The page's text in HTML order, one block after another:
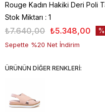
Rouge Kadın Hakiki Deri Poli
Stok Miktarı : 1
₺7.640,00 ₺5.348,00
Sepette %20 Net İndirim
ÜRÜNÜN DİĞER RENKLERİ: